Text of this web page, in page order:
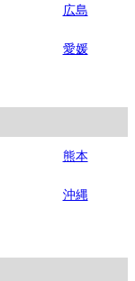
広島
愛媛
熊本
沖縄